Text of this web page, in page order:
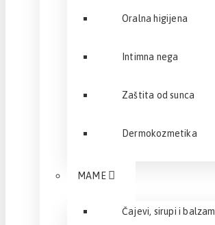
Oralna higijena
Intimna nega
Zaštita od sunca
Dermokozmetika
MAME
Čajevi, sirupi i